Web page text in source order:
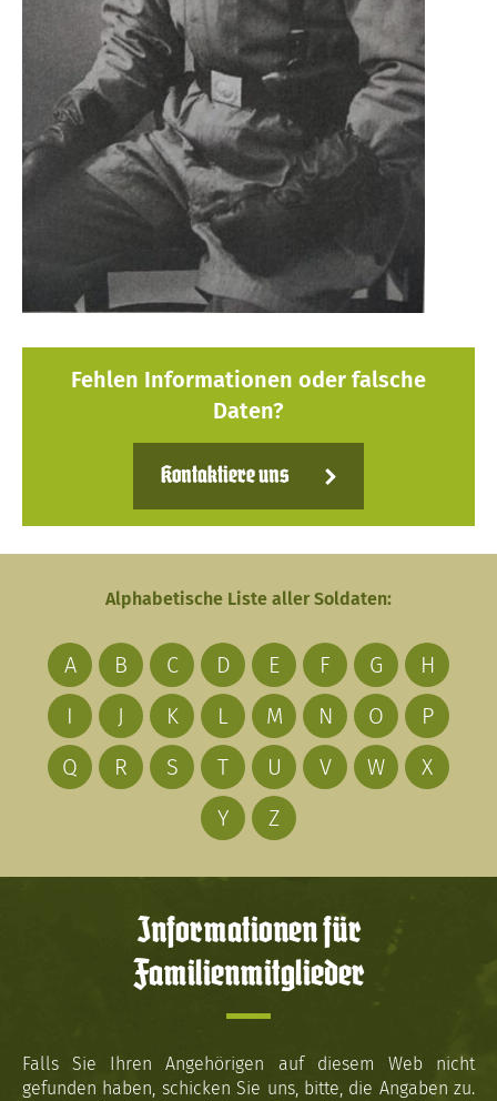
Fehlen Informationen oder falsche
Daten?
Kontaktiere uns
Alphabetische Liste aller Soldaten:
A B C D E F G
H
I
J K L M N O
P
Q
R S T U V W
X
Y
Z
Informationen für
Familienmitglieder
Falls Sie Ihren Angehörigen auf diesem Web nicht
gefunden haben, schicken Sie uns, bitte, die Angaben zu.